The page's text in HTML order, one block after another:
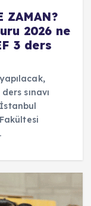
ZAMAN?
2026 ne
3 ders
sınavı